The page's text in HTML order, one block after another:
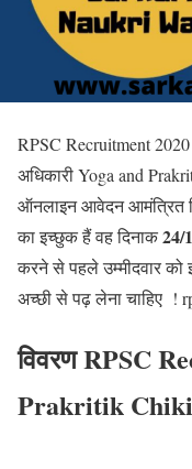
RPSC Recruitment
अधिकारी Yoga and
ऑनलाइन आवेदन आमंत्रित
का इच्छुक हैं वह दिनाक24/
करने से पहले उम्मीदवार को
अच्छी से पढ़ लेना चाहिए !
विवरण RPSC
Prakritik